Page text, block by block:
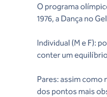
O programa
1976, a Dança no
Individual (M e F):
conter um
Pares: assim como
dos pontos mais